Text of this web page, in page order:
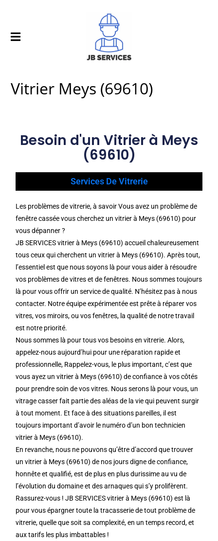
Vitrier Meys (69610)
Besoin d'un Vitrier à Meys
(69610)
Services De Vitrerie
Les problèmes de vitrerie, à savoir Vous avez un problème de
fenêtre cassée vous cherchez un vitrier à Meys (69610) pour
vous dépanner ?
JB SERVICES vitrier à Meys (69610) accueil chaleureusement
tous ceux qui cherchent un vitrier à Meys (69610). Après tout,
l’essentiel est que nous soyons là pour vous aider à résoudre
vos problèmes de vitres et de fenêtres. Nous sommes toujours
là pour vous offrir un service de qualité. N’hésitez pas à nous
contacter. Notre équipe expérimentée est prête à réparer vos
vitres, vos miroirs, ou vos fenêtres, la qualité de notre travail
est notre priorité.
Nous sommes là pour tous vos besoins en vitrerie. Alors,
appelez-nous aujourd’hui pour une réparation rapide et
professionnelle, Rappelez-vous, le plus important, c’est que
vous ayez un vitrier à Meys (69610) de confiance à vos côtés
pour prendre soin de vos vitres. Nous serons là pour vous, un
vitrage casser fait partie des aléas de la vie qui peuvent surgir
à tout moment. Et face à des situations pareilles, il est
toujours important d’avoir le numéro d’un bon technicien
vitrier à Meys (69610).
En revanche, nous ne pouvons qu’être d’accord que trouver
un vitrier à Meys (69610) de nos jours digne de confiance,
honnête et qualifié, est de plus en plus durissime au vu de
l’évolution du domaine et des arnaques qui s’y prolifèrent.
Rassurez-vous ! JB SERVICES vitrier à Meys (69610) est là
pour vous épargner toute la tracasserie de tout problème de
vitrerie, quelle que soit sa complexité, en un temps record, et
aux tarifs les plus imbattables !